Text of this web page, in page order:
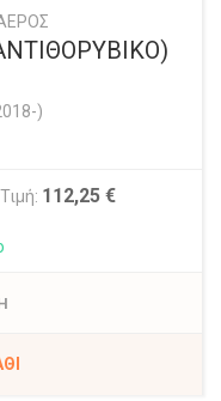
)
Τιμή: 112,25 €